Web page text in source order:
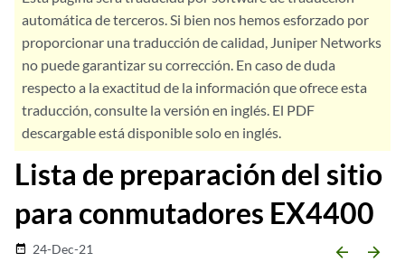
automática de terceros. Si bien nos hemos esforzado por
proporcionar una traducción de calidad, Juniper Networks
no puede garantizar su corrección. En caso de duda
respecto a la exactitud de la información que ofrece esta
traducción, consulte la versión en inglés. El PDF
descargable está disponible solo en inglés.
Lista de preparación del sitio
para conmutadores EX4400
date_range 24-Dec-21 arrow_backward arrow_forward